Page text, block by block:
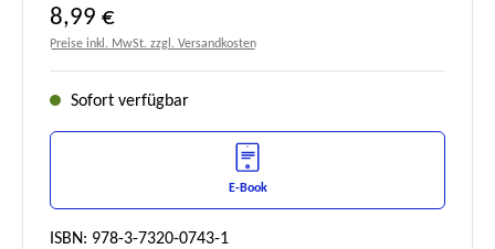
Regulärer Preis:
8,99 €
Preise inkl. MwSt. zzgl. Versandkosten
Sofort verfügbar
E-Book
ISBN: 978-3-7320-0743-1